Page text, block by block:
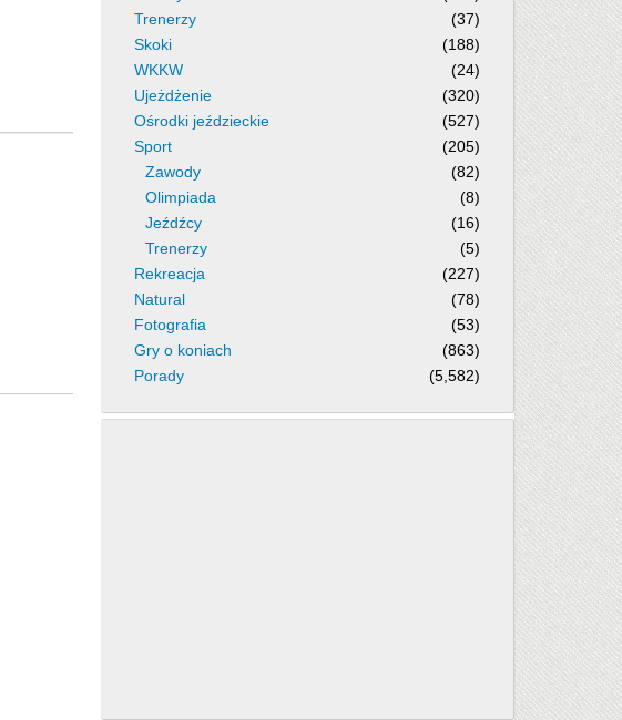
Trenerzy
(37)
Skoki
(188)
WKKW
(24)
Ujeżdżenie
(320)
Ośrodki jeździeckie
(527)
Sport
(205)
Zawody
(82)
Olimpiada
(8)
Jeźdźcy
(16)
Trenerzy
(5)
Rekreacja
(227)
Natural
(78)
Fotografia
(53)
Gry o koniach
(863)
Porady
(5,582)